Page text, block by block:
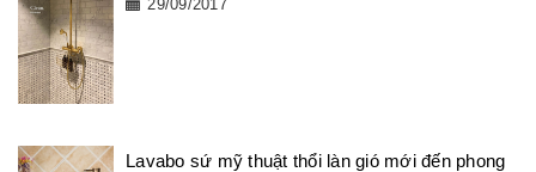
29/09/2017
Lavabo sứ mỹ thuật thổi làn gió mới đến phong